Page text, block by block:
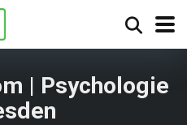
| Psychologie